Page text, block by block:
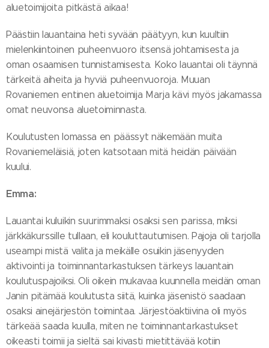
aluetoimijoita pitkästä aikaa!
Päästiin lauantaina heti syvään päätyyn, kun kuultiin
mielenkiintoinen puheenvuoro itsensä johtamisesta ja
oman osaamisen tunnistamisesta. Koko lauantai oli täynnä
tärkeitä aiheita ja hyviä puheenvuoroja. Muuan
Rovaniemen entinen aluetoimija Marja kävi myös jakamassa
omat neuvonsa aluetoiminnasta.
Koulutusten lomassa en päässyt näkemään muita
Rovaniemeläisiä, joten katsotaan mitä heidän päivään
kuului.
Emma:
Lauantai kuluikin suurimmaksi osaksi sen parissa, miksi
järkkäkurssille tullaan, eli kouluttautumisen. Pajoja oli tarjolla
useampi mistä valita ja meikälle osuikin jäsenyyden
aktivointi ja toiminnantarkastuksen tärkeys lauantain
koulutuspajoiksi. Oli oikein mukavaa kuunnella meidän oman
Janin pitämää koulutusta siitä, kuinka jäsenistö saadaan
osaksi ainejärjestön toimintaa. Järjestöaktiivina oli myös
tärkeää saada kuulla, miten ne toiminnantarkastukset
oikeasti toimii ja sieltä sai kivasti mietittävää kotiin